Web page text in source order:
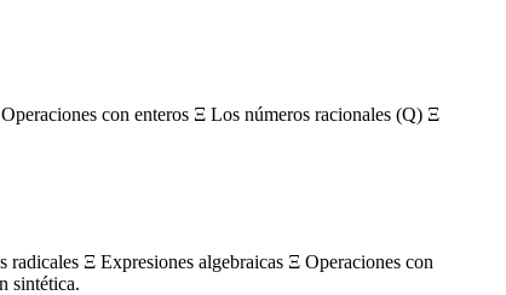
con enteros Ξ Los números racionales (Q) Ξ
Ξ Expresiones algebraicas Ξ Operaciones con
sintética.